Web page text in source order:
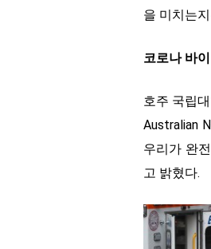
을 미치는
코로나 바
호주 국립
Australian
우리가 완
고 밝혔다.